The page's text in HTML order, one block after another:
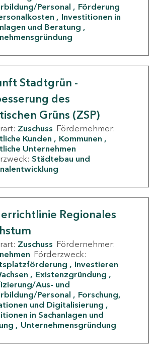
Personal
Förderung
Investitionen in
und Beratung
Stadtgrün -
des
Grüns (ZSP)
Zuschuss Fördernehmer:
Kunden
Kommunen
Unternehmen
Städtebau und
Regionales
Zuschuss Fördernehmer:
Förderzweck:
Investieren
Existenzgründung
Aus- und
Personal
Forschung,
und Digitalisierung
in Sachanlagen und
Unternehmensgründung